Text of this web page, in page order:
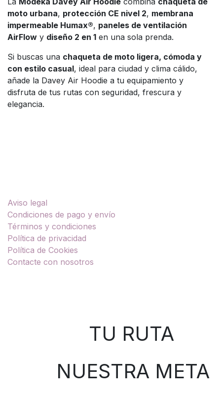
moto urbana, protección CE nivel 2, membrana
impermeable Humax®, paneles de ventilación
AirFlow y diseño 2 en 1 en una sola prenda.
Si buscas una chaqueta de moto ligera, cómoda y
con estilo casual, ideal para ciudad y clima cálido,
añade la Davey Air Hoodie a tu equipamiento y
disfruta de tus rutas con seguridad, frescura y
elegancia.
Aviso legal
Condiciones de pago y envío
Términos y condiciones
Política de privacidad
Política de Cookies
Contacte con nosotros
TU RUTA
NUESTRA META